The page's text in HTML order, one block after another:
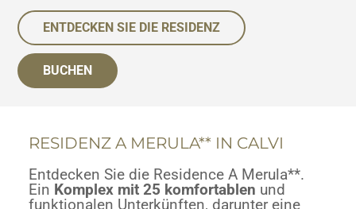
ENTDECKEN SIE DIE RESIDENZ
BUCHEN
RESIDENZ A MERULA** IN CALVI
Entdecken Sie die Residence A Merula**.
Ein Komplex mit 25 komfortablen und
funktionalen Unterkünften, darunter eine